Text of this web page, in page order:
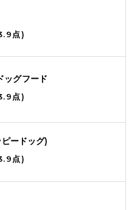
点)
ッグフード
点)
ードッグ)
点)